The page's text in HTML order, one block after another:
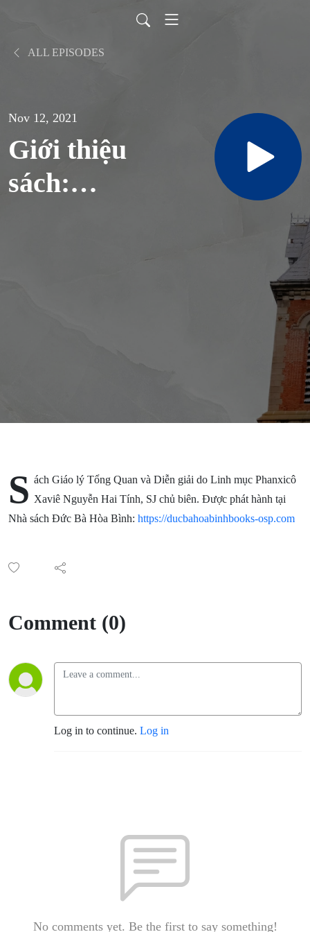
ALL EPISODES
Nov 12, 2021
Giới thiệu
sách:
S ách Giáo lý Tổng Quan và Diễn giải do Linh mục Phanxicô
Xaviê Nguyễn Hai Tính, SJ chủ biên. Được phát hành tại
Nhà sách Đức Bà Hòa Bình: https://ducbahoabinhbooks-osp.com
Comment (0)
Log in to continue. Log in
No comments yet. Be the first to say something!